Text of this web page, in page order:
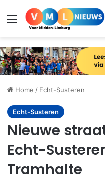
Menu
Home / Echt-Susteren
Echt-Susteren
Nieuwe
Echt-
Tramhalte